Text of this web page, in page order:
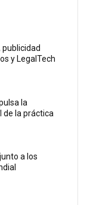
y LegalTech
la
de la práctica
a los